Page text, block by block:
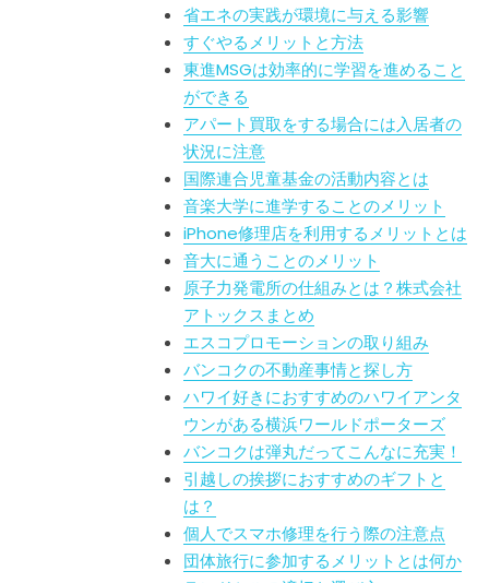
省エネの実践が環境に与える影響
すぐやるメリットと方法
東進MSGは効率的に学習を進めること
ができる
アパート買取をする場合には入居者の
状況に注意
国際連合児童基金の活動内容とは
音楽大学に進学することのメリット
iPhone修理店を利用するメリットとは
音大に通うことのメリット
原子力発電所の仕組みとは？株式会社
アトックスまとめ
エスコプロモーションの取り組み
バンコクの不動産事情と探し方
ハワイ好きにおすすめのハワイアンタ
ウンがある横浜ワールドポーターズ
バンコクは弾丸だってこんなに充実！
引越しの挨拶におすすめのギフトと
は？
個人でスマホ修理を行う際の注意点
団体旅行に参加するメリットとは何か